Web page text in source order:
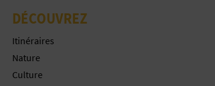
DÉCOUVREZ
Itinéraires
Nature
Culture